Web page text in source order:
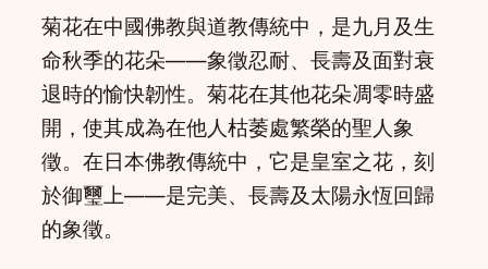
菊花在中國佛教與道教傳統中，是九月及生
命秋季的花朵——象徵忍耐、長壽及面對衰
退時的愉快韌性。菊花在其他花朵凋零時盛
開，使其成為在他人枯萎處繁榮的聖人象
徵。在日本佛教傳統中，它是皇室之花，刻
於御璽上——是完美、長壽及太陽永恆回歸
的象徵。